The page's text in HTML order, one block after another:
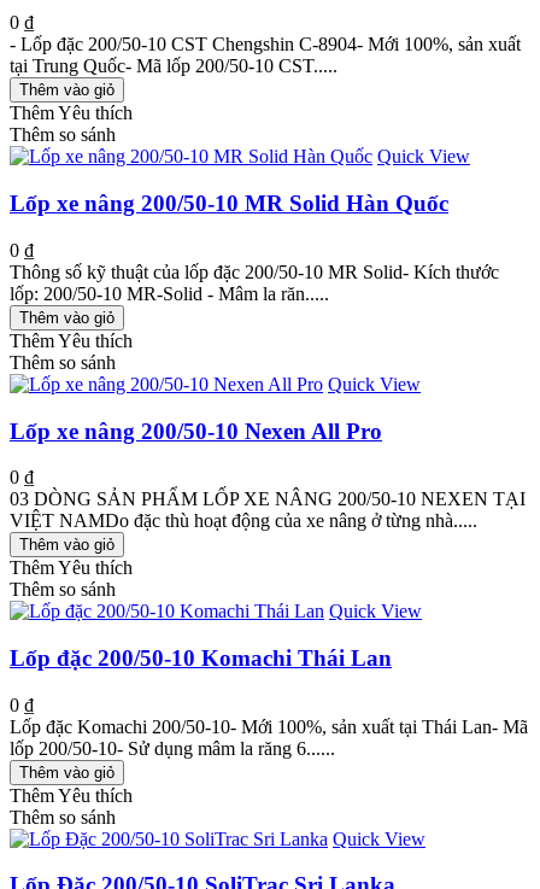
0 ₫
- Lốp đặc 200/50-10 CST Chengshin C-8904- Mới 100%, sản xuất
tại Trung Quốc- Mã lốp 200/50-10 CST.....
Thêm vào giỏ
Thêm Yêu thích
Thêm so sánh
Quick View
Lốp xe nâng 200/50-10 MR Solid Hàn Quốc
0 ₫
Thông số kỹ thuật của lốp đặc 200/50-10 MR Solid- Kích thước
lốp: 200/50-10 MR-Solid - Mâm la răn.....
Thêm vào giỏ
Thêm Yêu thích
Thêm so sánh
Quick View
Lốp xe nâng 200/50-10 Nexen All Pro
0 ₫
03 DÒNG SẢN PHẨM LỐP XE NÂNG 200/50-10 NEXEN TẠI
VIỆT NAMDo đặc thù hoạt động của xe nâng ở từng nhà.....
Thêm vào giỏ
Thêm Yêu thích
Thêm so sánh
Quick View
Lốp đặc 200/50-10 Komachi Thái Lan
0 ₫
Lốp đặc Komachi 200/50-10- Mới 100%, sản xuất tại Thái Lan- Mã
lốp 200/50-10- Sử dụng mâm la răng 6......
Thêm vào giỏ
Thêm Yêu thích
Thêm so sánh
Quick View